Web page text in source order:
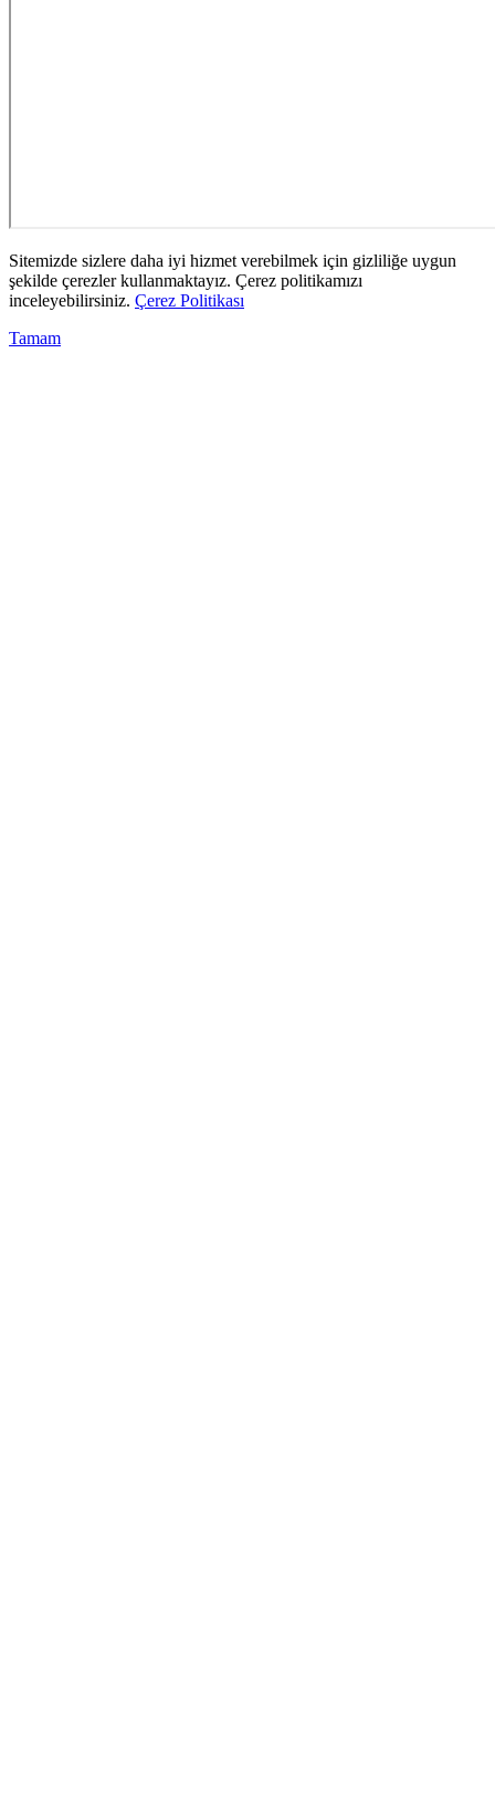
Sitemizde sizlere daha iyi hizmet verebilmek için gizliliğe uygun
şekilde çerezler kullanmaktayız. Çerez politikamızı
inceleyebilirsiniz. Çerez Politikası
Tamam